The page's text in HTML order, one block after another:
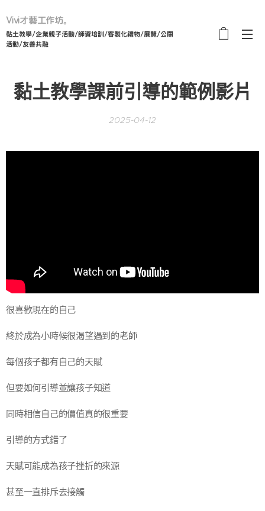
Vivi才藝工作坊。
黏土教學/企業親子活動/師資培訓/客製化禮物/展覽/公關
活動/友善共融
黏土教學課前引導的範例影片
2025-04-12
很喜歡現在的自己
終於成為小時候很渴望遇到的老師
每個孩子都有自己的天賦
但要如何引導並讓孩子知道
同時相信自己的價值真的很重要
引導的方式錯了
天賦可能成為孩子挫折的來源
甚至一直排斥去接觸